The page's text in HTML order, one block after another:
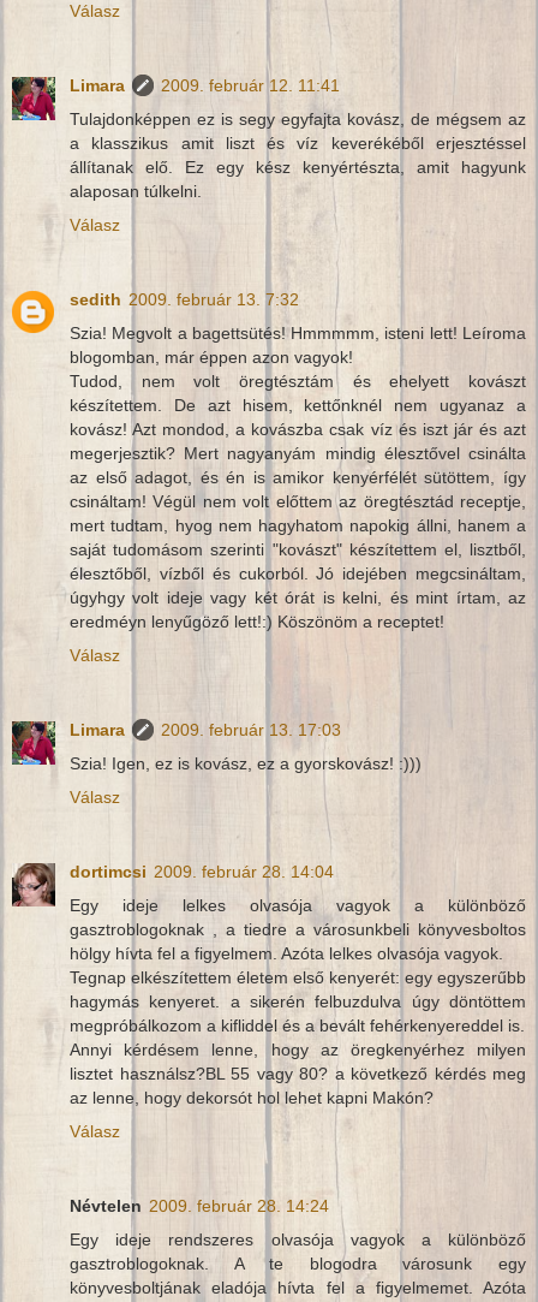
Válasz
Limara
2009. február 12. 11:41
Tulajdonképpen ez is segy egyfajta kovász, de mégsem az
a klasszikus amit liszt és víz keverékéből erjesztéssel
állítanak elő. Ez egy kész kenyértészta, amit hagyunk
alaposan túlkelni.
Válasz
sedith 2009. február 13. 7:32
Szia! Megvolt a bagettsütés! Hmmmmm, isteni lett! Leíroma
blogomban, már éppen azon vagyok!
Tudod, nem volt öregtésztám és ehelyett kovászt
készítettem. De azt hisem, kettőnknél nem ugyanaz a
kovász! Azt mondod, a kovászba csak víz és iszt jár és azt
megerjesztik? Mert nagyanyám mindig élesztővel csinálta
az első adagot, és én is amikor kenyérfélét sütöttem, így
csináltam! Végül nem volt előttem az öregtésztád receptje,
mert tudtam, hyog nem hagyhatom napokig állni, hanem a
saját tudomásom szerinti "kovászt" készítettem el, lisztből,
élesztőből, vízből és cukorból. Jó idejében megcsináltam,
úgyhgy volt ideje vagy két órát is kelni, és mint írtam, az
eredméyn lenyűgöző lett!:) Köszönöm a receptet!
Válasz
Limara
2009. február 13. 17:03
Szia! Igen, ez is kovász, ez a gyorskovász! :)))
Válasz
dortimcsi 2009. február 28. 14:04
Egy ideje lelkes olvasója vagyok a különböző
gasztroblogoknak , a tiedre a városunkbeli könyvesboltos
hölgy hívta fel a figyelmem. Azóta lelkes olvasója vagyok.
Tegnap elkészítettem életem első kenyerét: egy egyszerűbb
hagymás kenyeret. a sikerén felbuzdulva úgy döntöttem
megpróbálkozom a kifliddel és a bevált fehérkenyereddel is.
Annyi kérdésem lenne, hogy az öregkenyérhez milyen
lisztet használsz?BL 55 vagy 80? a következő kérdés meg
az lenne, hogy dekorsót hol lehet kapni Makón?
Válasz
Névtelen 2009. február 28. 14:24
Egy ideje rendszeres olvasója vagyok a különböző
gasztroblogoknak. A te blogodra városunk egy
könyvesboltjának eladója hívta fel a figyelmemet. Azóta